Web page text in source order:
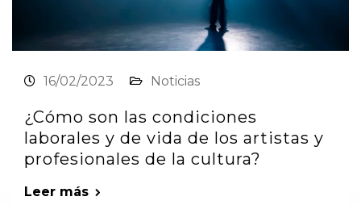
16/02/2023 Noticias
¿Cómo son las condiciones
laborales y de vida de los artistas y
profesionales de la cultura?
Leer más